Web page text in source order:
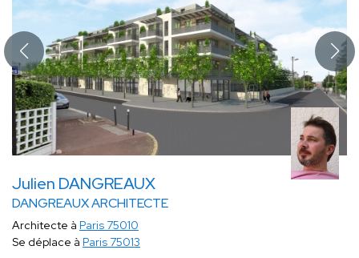
Julien DANGREAUX
DANGREAUX ARCHITECTE
Architecte à Paris 75010
Se déplace à Paris 75013